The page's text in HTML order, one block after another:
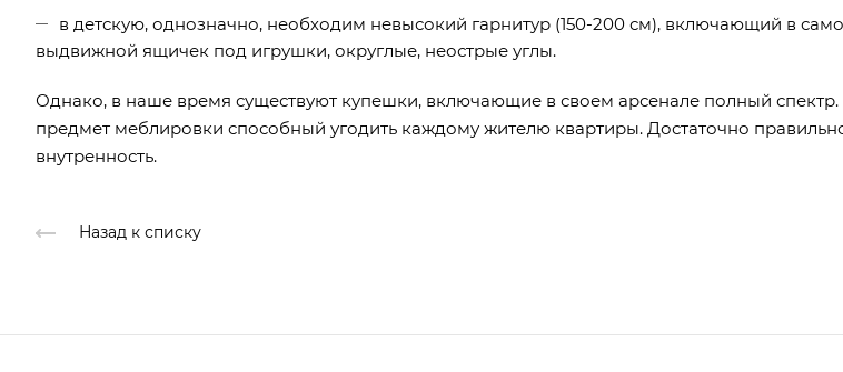
в детскую, однозначно, необходим невысокий гарнитур (150-200 см), включающий в
выдвижной ящичек под игрушки, округлые, неострые углы.
Однако, в наше время существуют купешки, включающие в своем арсенале полный спектр.
предмет меблировки способный угодить каждому жителю квартиры. Достаточно
внутренность.
Назад к списку